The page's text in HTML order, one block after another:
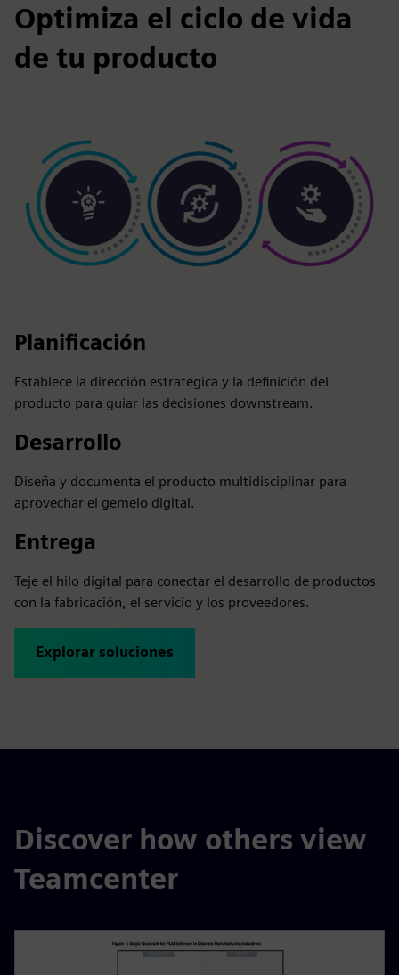
Optimiza el ciclo de vida
de tu producto
Planificación
Establece la dirección estratégica y la definición del
producto para guiar las decisiones downstream.
Desarrollo
Diseña y documenta el producto multidisciplinar para
aprovechar el gemelo digital.
Entrega
Teje el hilo digital para conectar el desarrollo de productos
con la fabricación, el servicio y los proveedores.
Explorar soluciones
Discover how others view
Teamcenter